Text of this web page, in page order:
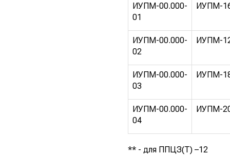
ИУПМ-00.000-
01
ИУПМ-
ИУПМ-00.000-
02
ИУПМ-
ИУПМ-00.000-
03
ИУПМ-
ИУПМ-00.000-
04
ИУПМ-
** - для ППЦЗ(Т) –12